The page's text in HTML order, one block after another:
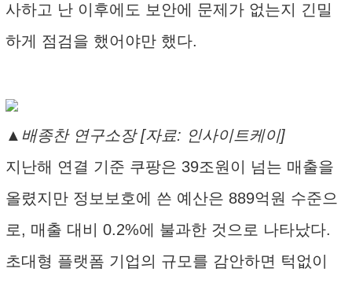
사하고 난 이후에도 보안에 문제가 없는지 긴밀
하게 점검을 했어야만 했다.
▲배종찬 연구소장 [자료: 인사이트케이]
지난해 연결 기준 쿠팡은 39조원이 넘는 매출을
올렸지만 정보보호에 쓴 예산은 889억원 수준으
로, 매출 대비 0.2%에 불과한 것으로 나타났다.
초대형 플랫폼 기업의 규모를 감안하면 턱없이